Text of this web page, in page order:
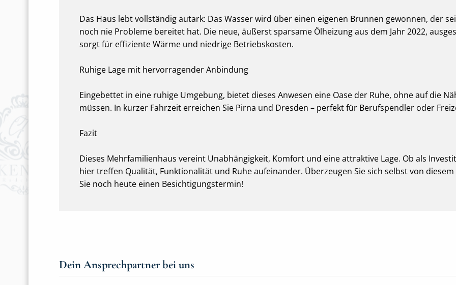
Das Haus lebt vollständig autark: Das Wasser wird über einen eigenen Brunnen gewonnen, der
noch nie Probleme bereitet hat. Die neue, äußerst sparsame Ölheizung aus dem Jahr 2022,
sorgt für effiziente Wärme und niedrige Betriebskosten.
Ruhige Lage mit hervorragender Anbindung
Eingebettet in eine ruhige Umgebung, bietet dieses Anwesen eine Oase der Ruhe, ohne auf die
müssen. In kurzer Fahrzeit erreichen Sie Pirna und Dresden – perfekt für Berufspendler oder
Fazit
Dieses Mehrfamilienhaus vereint Unabhängigkeit, Komfort und eine attraktive Lage. Ob als
hier treffen Qualität, Funktionalität und Ruhe aufeinander. Überzeugen Sie sich selbst von
Sie noch heute einen Besichtigungstermin!
Dein Ansprechpartner bei uns